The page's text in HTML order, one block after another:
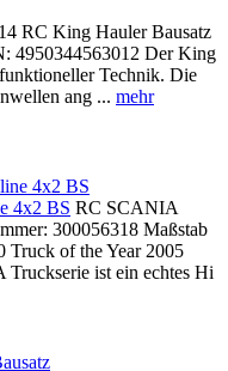
RC King Hauler Bausatz
4950344563012 Der King
Technik. Die
ang ... mehr
4x2 BS RC SCANIA
300056318 Maßstab
Truck of the Year 2005
ist ein echtes Hi